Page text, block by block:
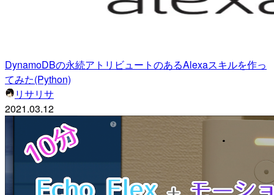
DynamoDBの永続アトリビュートのあるAlexaスキルを作っ
てみた(Python)
リサリサ
2021.03.12